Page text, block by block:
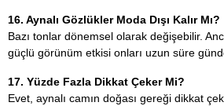
16. Aynalı Gözlükler Moda Dışı Kalır Mı?
Bazı tonlar dönemsel olarak değişebilir.
güçlü görünüm etkisi onları uzun süre
17. Yüzde Fazla Dikkat Çeker Mi?
Evet, aynalı camın doğası gereği dikkat